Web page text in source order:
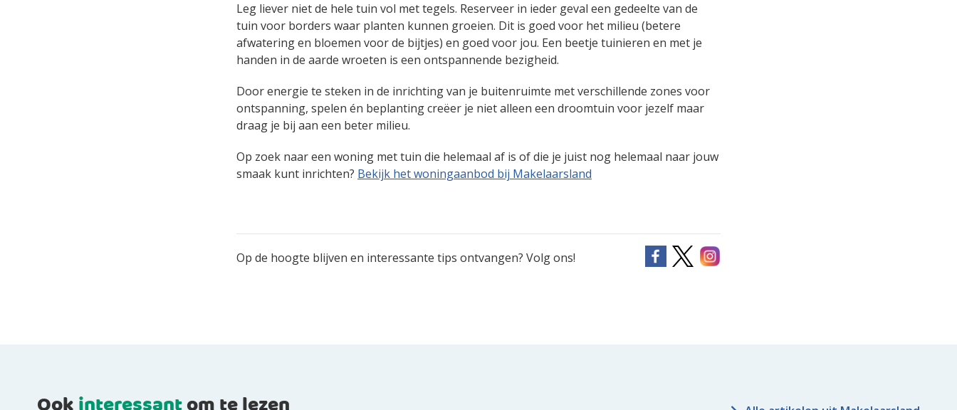
Leg liever niet de hele tuin vol met tegels. Reserveer in ieder geval een gedeelte van de
tuin voor borders waar planten kunnen groeien. Dit is goed voor het milieu (betere
afwatering en bloemen voor de bijtjes) en goed voor jou. Een beetje tuinieren en met je
handen in de aarde wroeten is een ontspannende bezigheid.
Door energie te steken in de inrichting van je buitenruimte met verschillende zones voor
ontspanning, spelen én beplanting creëer je niet alleen een droomtuin voor jezelf maar
draag je bij aan een beter milieu.
Op zoek naar een woning met tuin die helemaal af is of die je juist nog helemaal naar jouw
smaak kunt inrichten? Bekijk het woningaanbod bij Makelaarsland
Op de hoogte blijven en interessante tips ontvangen? Volg ons!